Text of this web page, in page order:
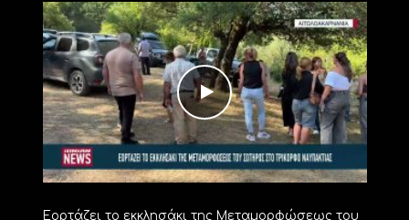
Εορτάζει το εκκλησάκι της Μεταμορφώσεως του